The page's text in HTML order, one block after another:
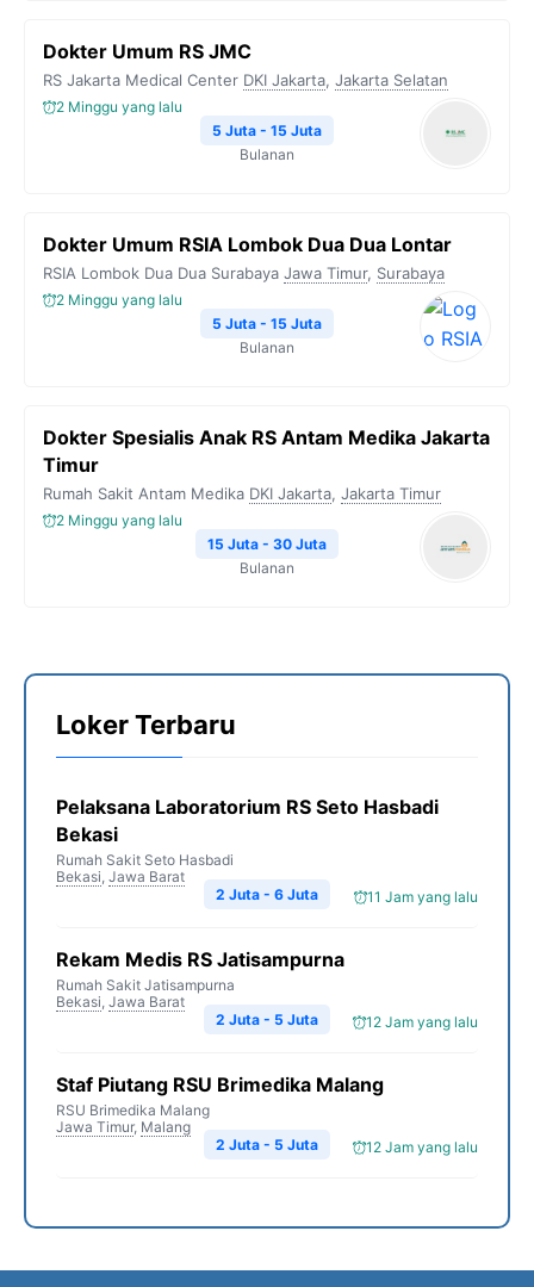
Dokter Umum RS JMC
RS Jakarta Medical Center DKI Jakarta, Jakarta Selatan
2 Minggu yang lalu
5 Juta - 15 Juta
Bulanan
Dokter Umum RSIA Lombok Dua Dua Lontar
RSIA Lombok Dua Dua Surabaya Jawa Timur, Surabaya
2 Minggu yang lalu
5 Juta - 15 Juta
Bulanan
Dokter Spesialis Anak RS Antam Medika Jakarta
Timur
Rumah Sakit Antam Medika DKI Jakarta, Jakarta Timur
2 Minggu yang lalu
15 Juta - 30 Juta
Bulanan
Loker Terbaru
Pelaksana Laboratorium RS Seto Hasbadi
Bekasi
Rumah Sakit Seto Hasbadi
Bekasi, Jawa Barat
11 Jam yang lalu
2 Juta - 6 Juta
Rekam Medis RS Jatisampurna
Rumah Sakit Jatisampurna
Bekasi, Jawa Barat
12 Jam yang lalu
2 Juta - 5 Juta
Staf Piutang RSU Brimedika Malang
RSU Brimedika Malang
Jawa Timur, Malang
12 Jam yang lalu
2 Juta - 5 Juta